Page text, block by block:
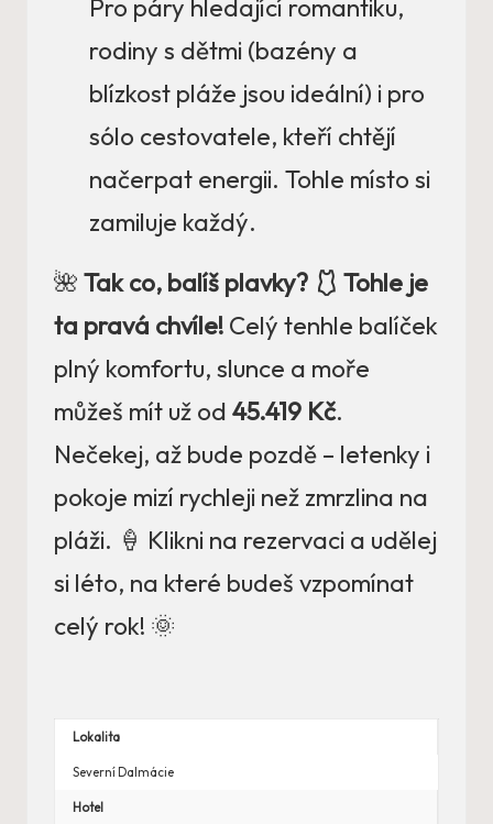
Pro páry hledající romantiku,
rodiny s dětmi (bazény a
blízkost pláže jsou ideální) i pro
sólo cestovatele, kteří chtějí
načerpat energii. Tohle místo si
zamiluje každý.
🌺 Tak co, balíš plavky? 🩱 Tohle je
ta pravá chvíle! Celý tenhle balíček
plný komfortu, slunce a moře
můžeš mít už od 45.419 Kč.
Nečekej, až bude pozdě – letenky i
pokoje mizí rychleji než zmrzlina na
pláži. 🍦 Klikni na rezervaci a udělej
si léto, na které budeš vzpomínat
celý rok! 🌞
Lokalita
Severní Dalmácie
Hotel